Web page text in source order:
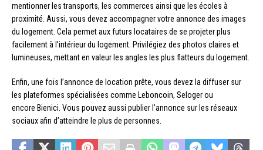
mentionner les transports, les commerces ainsi que les écoles à
proximité. Aussi, vous devez accompagner votre annonce des images
du logement. Cela permet aux futurs locataires de se projeter plus
facilement à l’intérieur du logement. Privilégiez des photos claires et
lumineuses, mettant en valeur les angles les plus flatteurs du logement.
Enfin, une fois l’annonce de location prête, vous devez la diffuser sur
les plateformes spécialisées comme Leboncoin, Seloger ou
encore Bienici. Vous pouvez aussi publier l’annonce sur les réseaux
sociaux afin d’atteindre le plus de personnes.